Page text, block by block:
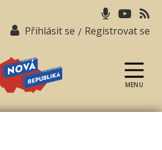
Přihlásit se / Registrovat se
republika
MENU